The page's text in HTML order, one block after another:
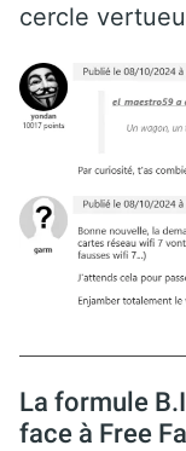
cercle
La formule
face à Free